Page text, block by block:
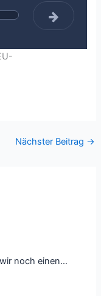
Nächster Beitrag →
noch einen…